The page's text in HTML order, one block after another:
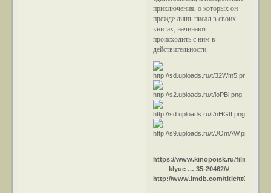
приключения, о которых он
прежде лишь писал в своих
книгах, начинают
происходить с ним в
действительности.
https://www.kinopoisk.ru/film/sem-
klyuc … 35-20462/#
http://www.imdb.com/title/tt0026978/